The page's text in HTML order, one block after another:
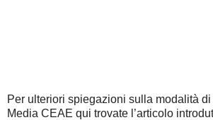
Per ulteriori spiegazioni sulla modalità
Media CEAE qui trovate l’articolo